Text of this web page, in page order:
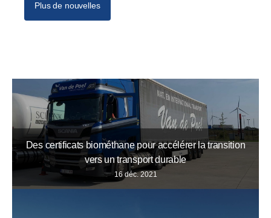
Plus de nouvelles
Des certificats biométhane pour accélérer la transition
vers un transport durable
16 déc. 2021